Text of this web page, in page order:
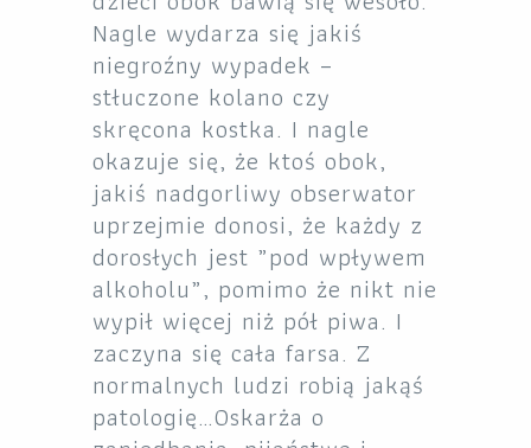
Nagle wydarza się jakiś
niegroźny wypadek –
stłuczone kolano czy
skręcona kostka. I nagle
okazuje się, że ktoś obok,
jakiś nadgorliwy obserwator
uprzejmie donosi, że każdy z
dorosłych jest „pod wpływem
alkoholu”, pomimo że nikt nie
wypił więcej niż pół piwa. I
zaczyna się cała farsa. Z
normalnych ludzi robią jakąś
patologię…Oskarża o